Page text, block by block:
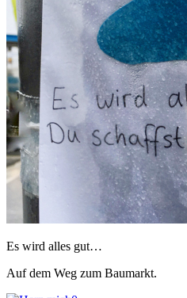
Es wird alles gut…
Auf dem Weg zum Baumarkt.